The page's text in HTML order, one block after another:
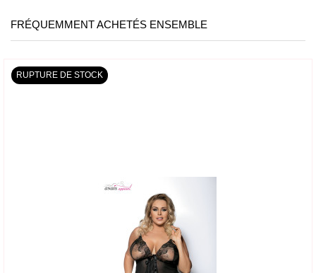
FRÉQUEMMENT ACHETÉS ENSEMBLE
RUPTURE DE STOCK